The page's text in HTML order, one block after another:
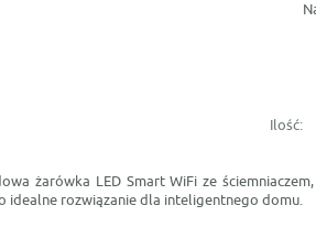
Ilość:
żarówka LED Smart WiFi ze
idealne rozwiązanie dla inteligentnego domu.